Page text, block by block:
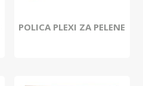
POLICA PLEXI ZA PELENE